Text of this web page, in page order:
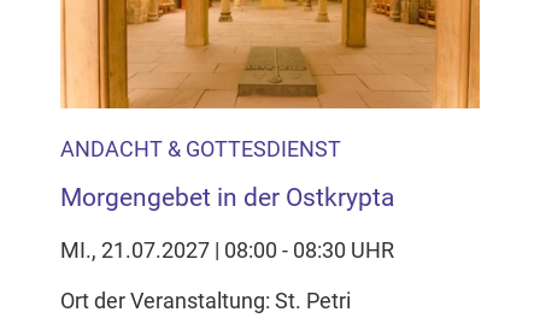
Reichweitenmessung und profilbasierter Werbung.
zur Datenschutzerklärung
Hier können Sie Ihre Cookie-
Einstellungen anpassen
ANDACHT & GOTTESDIENST
Morgengebet in der Ostkrypta
MI., 21.07.2027 | 08:00 - 08:30 UHR
Ort der Veranstaltung: St. Petri